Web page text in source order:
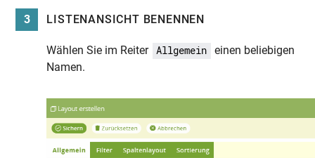
3 LISTENANSICHT BENENNEN
Wählen Sie im Reiter Allgemein
einen beliebigen
Namen.